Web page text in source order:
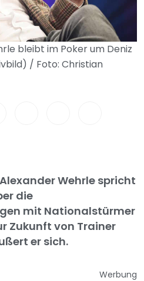
bleibt im Poker um Deniz
/ Foto: Christian
Wehrle spricht
die
mit Nationalstürmer
Zukunft von Trainer
er sich.
Werbung